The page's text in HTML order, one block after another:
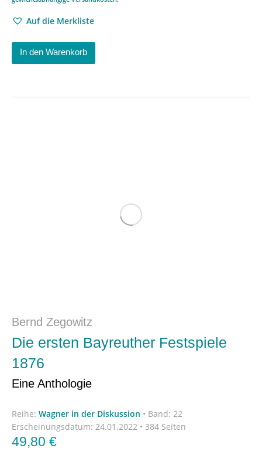
Auf die Merkliste
In den Warenkorb
Bernd Zegowitz
Die ersten Bayreuther Festspiele
1876
Eine Anthologie
Reihe: Wagner in der Diskussion • Band: 22
Erscheinungsdatum: 24.01.2022 • 384 Seiten
49,80 €